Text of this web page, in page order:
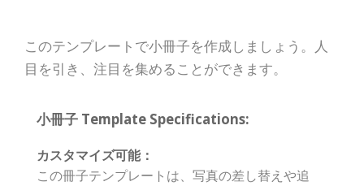
このテンプレートで小冊子を作成しましょう。人
目を引き、注目を集めることができます。
小冊子 Template Specifications:
カスタマイズ可能：
この冊子テンプレートは、写真の差し替えや追